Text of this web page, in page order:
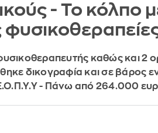
- Το κόλπο
καθώς και 2
δικογραφία και σε βάρος
- Πάνω από 264.000